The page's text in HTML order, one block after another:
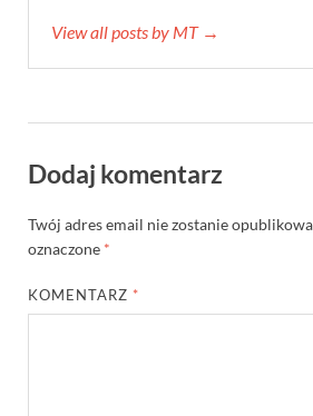
View all posts by MT →
Dodaj komentarz
Twój adres email nie zostanie
oznaczone *
KOMENTARZ *